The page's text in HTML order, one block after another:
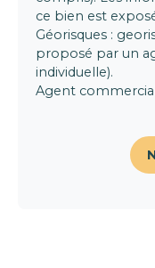
ce bien est
Géorisques :
proposé par un
individuelle).
Agent